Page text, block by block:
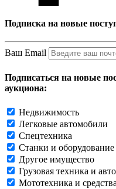
Подписка на новые
Ваш Email
Подписаться на новые
аукциона:
Недвижимость
Легковые автомобили
Спецтехника
Станки и оборудование
Другое имущество
Грузовая техника и
Мототехника и